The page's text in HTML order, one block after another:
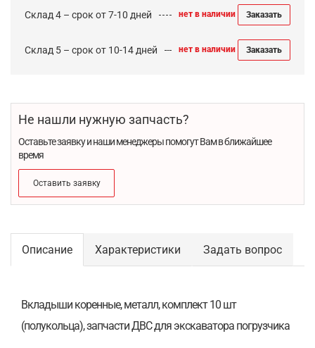
Склад 4 – срок от 7-10 дней нет в наличии Заказать
Склад 5 – срок от 10-14 дней нет в наличии Заказать
Не нашли нужную запчасть?
Оставьте заявку и наши менеджеры помогут Вам в ближайшее
время
Оставить заявку
Описание Характеристики Задать вопрос
Вкладыши коренные, металл, комплект 10 шт
(полукольца), запчасти ДВС для экскаватора погрузчика